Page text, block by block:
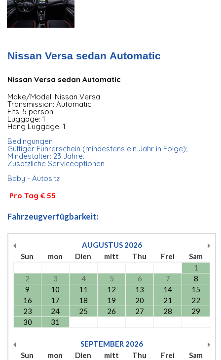
Nissan Versa sedan Automatic
Nissan Versa sedan Automatic
Make/Model: Nissan Versa
Transmission: Automatic
Fits: 5 person
Luggage: 1
Hang Luggage: 1
Bedingungen
Gültiger Führerschein (mindestens ein Jahr in Folge);
Mindestalter: 23 Jahre.
Zusätzliche Serviceoptionen
Baby - Autositz
Pro Tag € 55
Fahrzeugverfügbarkeit:
AUGUSTUS 2026
Sun
mon Dien mitt Thu Frei
Sam
1
2
3 4 5 6 7
8
9
10 11 12 13 14
15
16
17 18 19 20 21
22
23
24 25 26 27 28
29
30
31
SEPTEMBER 2026
Sun
mon Dien mitt Thu Frei
Sam